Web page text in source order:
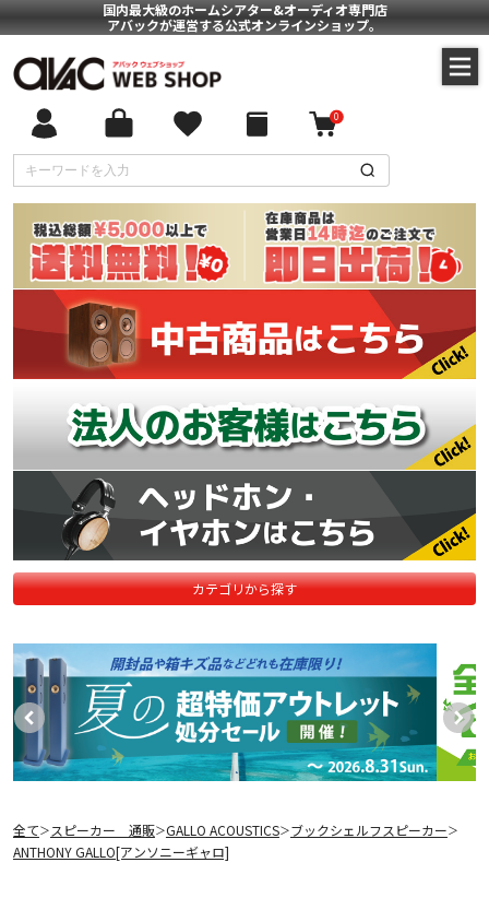
国内最大級のホームシアター&オーディオ専門店
アバックが運営する公式オンラインショップ。
0
カテゴリから探す
全て＞ スピーカー 通販＞GALLO ACOUSTICS＞ブックシェルフスピーカー＞
ANTHONY GALLO[アンソニーギャロ]